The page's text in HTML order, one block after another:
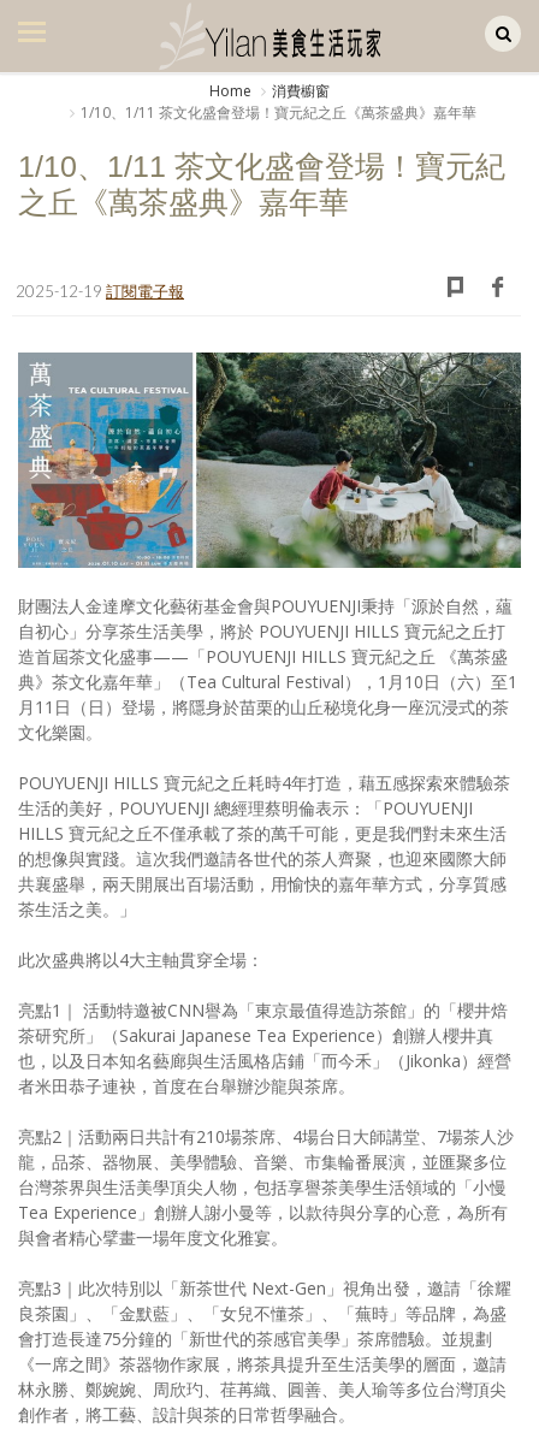
美食集
美飲集
廚房集
旅遊集
書房集
日記簿
餐桌週記
享樂隨手拍
照相簿
影音區
創意出版服務
歷史區
個人著作
活動實況記錄
媒體報導一覽
合作與代言
訂閱電子報
Home
消費櫥窗
1/10、1/11 茶文化盛會登場！寶元紀之丘《萬茶盛典》嘉年華
1/10、1/11 茶文化盛會登場！寶元紀
之丘《萬茶盛典》嘉年華
2025-12-19 訂閱電子報
財團法人金達摩文化藝術基金會與POUYUENJI秉持「源於自然，蘊
自初心」分享茶生活美學，將於 POUYUENJI HILLS 寶元紀之丘打
造首屆茶文化盛事——「POUYUENJI HILLS 寶元紀之丘 《萬茶盛
典》茶文化嘉年華」（Tea Cultural Festival），1月10日（六）至1
月11日（日）登場，將隱身於苗栗的山丘秘境化身一座沉浸式的茶
文化樂園。
POUYUENJI HILLS 寶元紀之丘耗時4年打造，藉五感探索來體驗茶
生活的美好，POUYUENJI 總經理蔡明倫表示：「POUYUENJI
HILLS 寶元紀之丘不僅承載了茶的萬千可能，更是我們對未來生活
的想像與實踐。這次我們邀請各世代的茶人齊聚，也迎來國際大師
共襄盛舉，兩天開展出百場活動，用愉快的嘉年華方式，分享質感
茶生活之美。」
此次盛典將以4大主軸貫穿全場：
亮點1｜ 活動特邀被CNN譽為「東京最值得造訪茶館」的「櫻井焙
茶研究所」（Sakurai Japanese Tea Experience）創辦人櫻井真
也，以及日本知名藝廊與生活風格店鋪「而今禾」（Jikonka）經營
者米田恭子連袂，首度在台舉辦沙龍與茶席。
亮點2｜活動兩日共計有210場茶席、4場台日大師講堂、7場茶人沙
龍，品茶、器物展、美學體驗、音樂、市集輪番展演，並匯聚多位
台灣茶界與生活美學頂尖人物，包括享譽茶美學生活領域的「小慢
Tea Experience」創辦人謝小曼等，以款待與分享的心意，為所有
與會者精心擘畫一場年度文化雅宴。
亮點3｜此次特別以「新茶世代 Next-Gen」視角出發，邀請「徐耀
良茶園」、「金默藍」、「女兒不懂茶」、「蕪時」等品牌，為盛
會打造長達75分鐘的「新世代的茶感官美學」茶席體驗。並規劃
《一席之間》茶器物作家展，將茶具提升至生活美學的層面，邀請
林永勝、鄭婉婉、周欣玓、荏苒織、圓善、美人瑜等多位台灣頂尖
創作者，將工藝、設計與茶的日常哲學融合。